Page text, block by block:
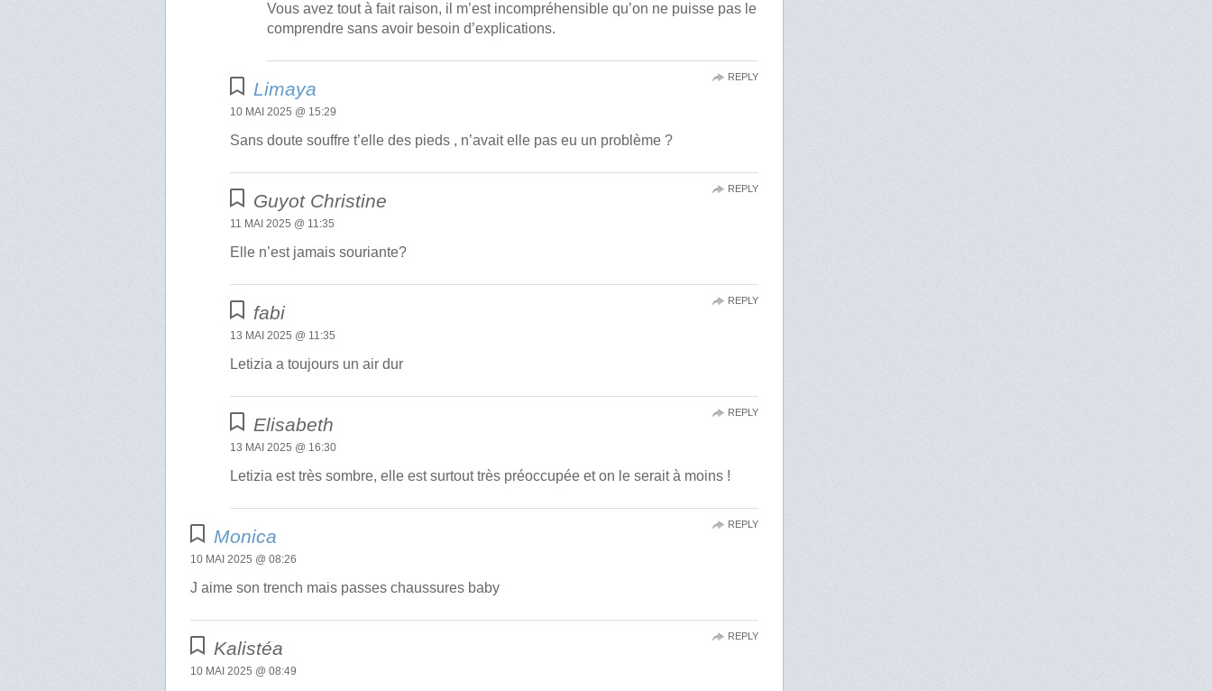
Vous avez tout à fait raison, il m’est incompréhensible qu’on ne puisse pas le
comprendre sans avoir besoin d’explications.
Limaya
10 MAI 2025 @ 15:29
Sans doute souffre t’elle des pieds , n’avait elle pas eu un problème ?
REPLY
Guyot Christine
11 MAI 2025 @ 11:35
Elle n’est jamais souriante?
REPLY
fabi
13 MAI 2025 @ 11:35
Letizia a toujours un air dur
REPLY
Elisabeth
13 MAI 2025 @ 16:30
Letizia est très sombre, elle est surtout très préoccupée et on le serait à moins !
REPLY
Monica
10 MAI 2025 @ 08:26
J aime son trench mais passes chaussures baby
REPLY
Kalistéa
10 MAI 2025 @ 08:49
REPLY